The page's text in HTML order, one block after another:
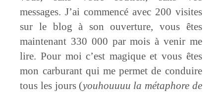
messages. J’ai commencé avec 200 visites
sur le blog à son ouverture, vous êtes
maintenant 330 000 par mois à venir me
lire. Pour moi c’est magique et vous êtes
mon carburant qui me permet de conduire
tous les jours (youhouuuu la métaphore de